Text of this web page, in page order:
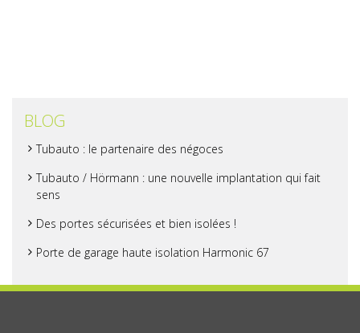
BLOG
Tubauto : le partenaire des négoces
Tubauto / Hörmann : une nouvelle implantation qui fait
sens
Des portes sécurisées et bien isolées !
Porte de garage haute isolation Harmonic 67